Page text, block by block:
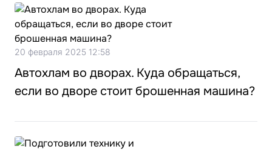
20 февраля 2025 12:58
Автохлам во дворах. Куда обращаться,
если во дворе стоит брошенная машина?